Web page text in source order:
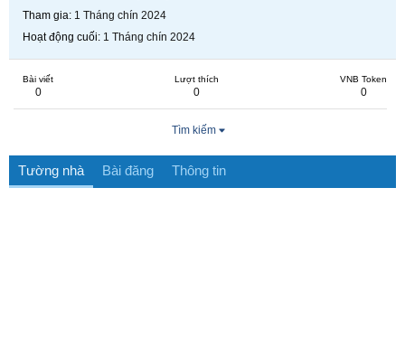
Tham gia 1 Tháng chín 2024
Hoạt động cuối 1 Tháng chín 2024
Bài viết
0
Lượt thích
0
VNB Token
0
Tìm kiếm
Tường nhà Bài đăng Thông tin